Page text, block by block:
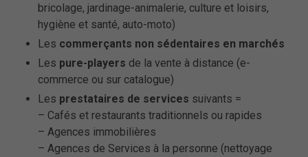
bricolage, jardinage-animalerie, culture et loisirs,
hygiène et santé, auto-moto)
Les commerçants non sédentaires en marchés
Les pure-players de la vente à distance (e-
commerce ou sur catalogue)
Les prestataires de services suivants =
– Cafés et restaurants traditionnels ou rapides
– Agences immobilières
– Agences de Services à la personne (nettoyage